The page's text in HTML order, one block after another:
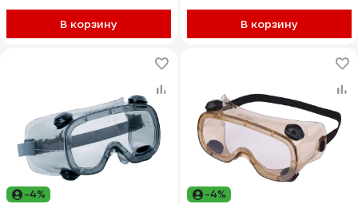
В корзину В корзину
-4% -4%